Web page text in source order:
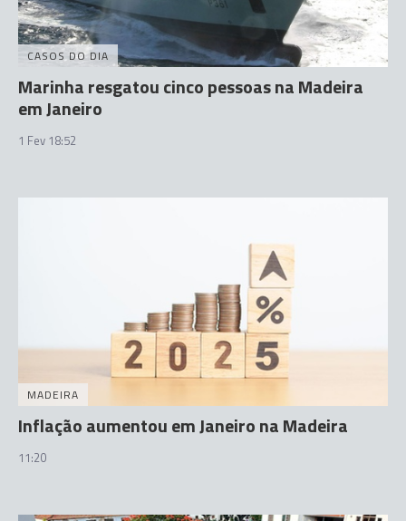
CASOS DO DIA
Marinha resgatou cinco pessoas na Madeira
em Janeiro
1 Fev 18:52
MADEIRA
Inflação aumentou em Janeiro na Madeira
11:20